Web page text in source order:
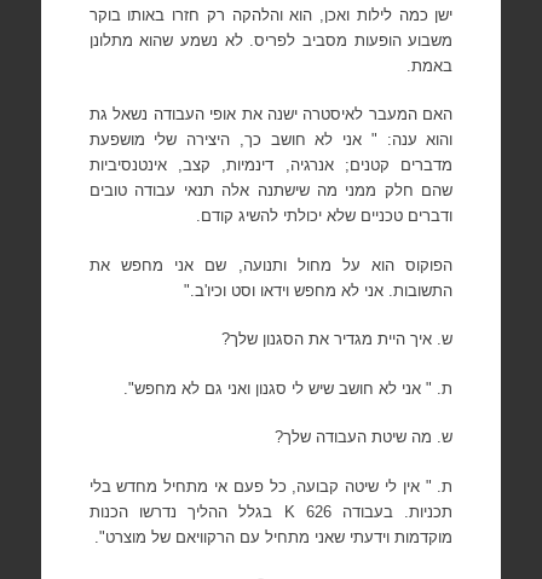
ישן כמה לילות ואכן, הוא והלהקה רק חזרו באותו בוקר
משבוע הופעות מסביב לפריס. לא נשמע שהוא מתלונן
באמת.
האם המעבר לאיסטרה ישנה את אופי העבודה נשאל גת
והוא ענה: " אני לא חושב כך, היצירה שלי מושפעת
מדברים קטנים; אנרגיה, דינמיות, קצב, אינטנסיביות
שהם חלק ממני מה שישתנה אלה תנאי עבודה טובים
ודברים טכניים שלא יכולתי להשיג קודם.
הפוקוס הוא על מחול ותנועה, שם אני מחפש את
התשובות. אני לא מחפש וידאו וסט וכיו'ב."
ש. איך היית מגדיר את הסגנון שלך?
ת. " אני לא חושב שיש לי סגנון ואני גם לא מחפש".
ש. מה שיטת העבודה שלך?
ת. " אין לי שיטה קבועה, כל פעם אי מתחיל מחדש בלי
תכניות. בעבודה 626
K בגלל ההליך נדרשו הכנות
מוקדמות וידעתי שאני מתחיל עם הרקוויאם של מוצרט".